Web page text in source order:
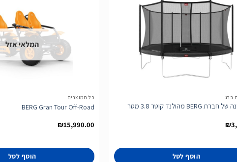
ברג
טרמפולינה של חברת BERG מהולנד קוטר 3.8 מטר
₪
הוסף לסל
המלאי אזל
כל המוצרים
BERG Gran Tour Off-Road
₪15,990.00
הוסף לסל